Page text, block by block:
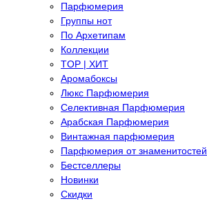
Парфюмерия
Группы нот
По Архетипам
Коллекции
TOP | ХИТ
Аромабоксы
Люкс Парфюмерия
Селективная Парфюмерия
Арабская Парфюмерия
Винтажная парфюмерия
Парфюмерия от знаменитостей
Бестселлеры
Новинки
Скидки